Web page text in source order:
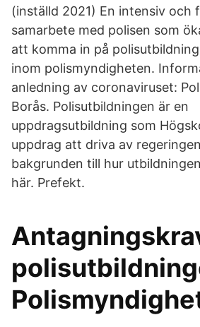
(inställd 2021) En intensiv och
samarbete med polisen som
att komma in på
inom polismyndigheten.
anledning av coronaviruset:
Borås. Polisutbildningen är en
uppdragsutbildning som
uppdrag att driva av
bakgrunden till hur
här. Prefekt.